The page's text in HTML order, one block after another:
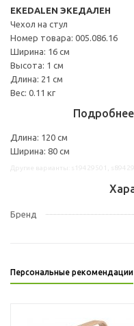
EKEDALEN ЭКЕДАЛЕН
Чехол на стул
Номер товара: 005.086.16
Ширина: 16 см
Высота: 1 см
Длина: 21 см
Вес: 0.11 кг
Длина: 120 см
Ширина: 80 см
Бренд
Персональные рекомендации